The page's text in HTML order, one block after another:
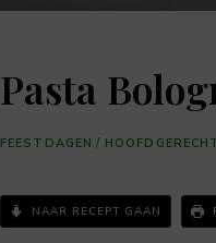
Pasta
FEESTDAGEN /
NAAR RECEPT GAAN